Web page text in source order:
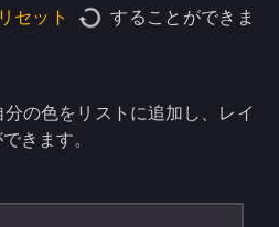
リセット
することができま
の色をリストに追加し、レイ
きます。